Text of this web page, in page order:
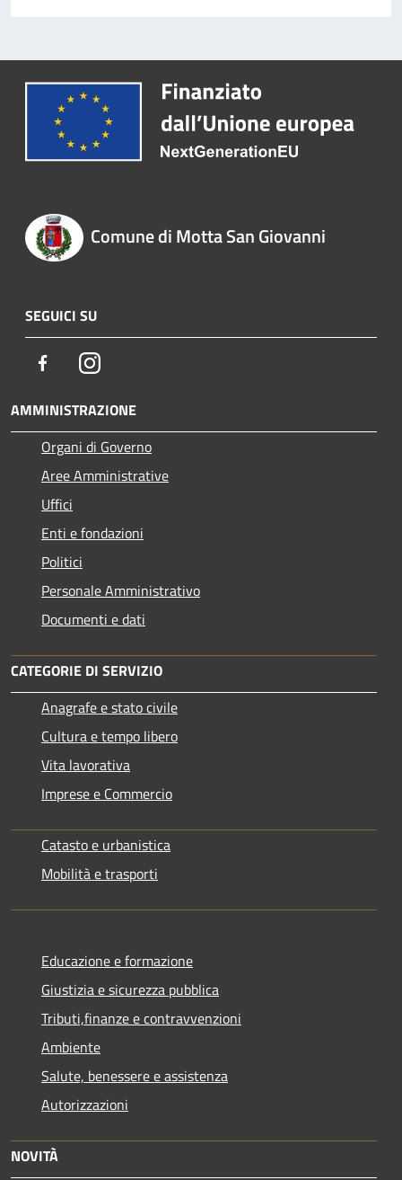
Comune di Motta San Giovanni
SEGUICI SU
FacebookInstagram
AMMINISTRAZIONE
Organi di Governo
Aree Amministrative
Uffici
Enti e fondazioni
Politici
Personale Amministrativo
Documenti e dati
CATEGORIE DI SERVIZIO
Anagrafe e stato civile
Cultura e tempo libero
Vita lavorativa
Imprese e Commercio
Catasto e urbanistica
Mobilità e trasporti
Educazione e formazione
Giustizia e sicurezza pubblica
Tributi,finanze e contravvenzioni
Ambiente
Salute, benessere e assistenza
Autorizzazioni
NOVITÀ